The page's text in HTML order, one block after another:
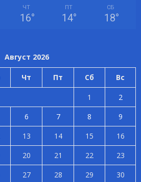
ЧТ
16°
ПТ
14°
СБ
18°
Август 2026
Чт Пт Сб Вс
1
2
6 7 8
9
13 14 15
16
20 21 22
23
27 28 29 30